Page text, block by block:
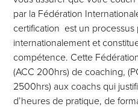
par la Fédération
certification est un processus
internationalement et
compétence. Cette
(ACC 200hrs) de coaching, (
2500hrs) aux coachs qui
d’heures de pratique, de